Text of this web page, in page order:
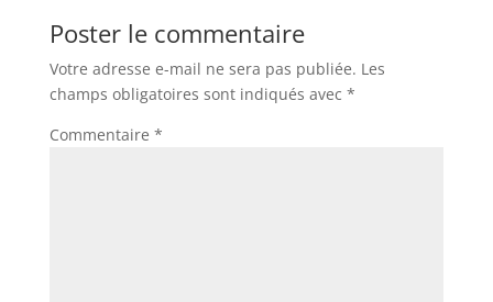
Poster le commentaire
Votre adresse e-mail ne sera pas publiée. Les
champs obligatoires sont indiqués avec *
Commentaire *